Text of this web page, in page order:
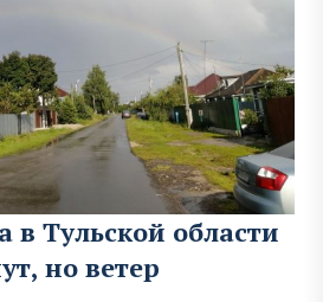
в Тульской области
но ветер